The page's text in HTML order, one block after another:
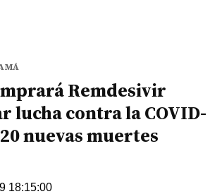
Remdesivir
lucha contra la COVID-
nuevas muertes
18:15:00